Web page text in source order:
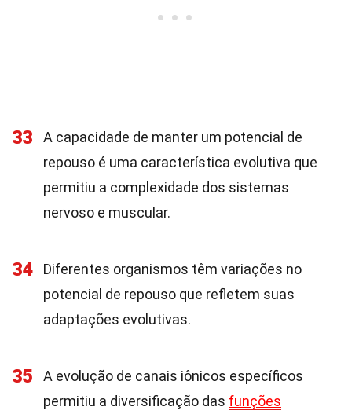
33
A capacidade de manter um potencial de
repouso é uma característica evolutiva que
permitiu a complexidade dos sistemas
nervoso e muscular.
34
Diferentes organismos têm variações no
potencial de repouso que refletem suas
adaptações evolutivas.
35
A evolução de canais iônicos específicos
permitiu a diversificação das funções